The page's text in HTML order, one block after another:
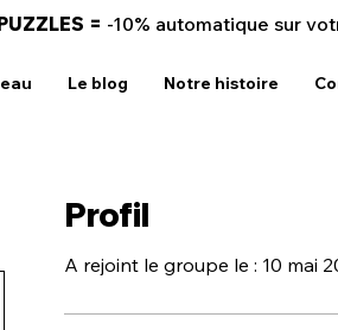
= -10% automatique sur
Le blog Notre histoire
Profil
A rejoint le groupe le : 10 mai